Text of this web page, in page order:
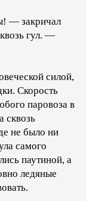
— закричал
гул. —
силой,
Скорость
паровоза в
сквозь
не было ни
самого
паутиной, а
ледяные